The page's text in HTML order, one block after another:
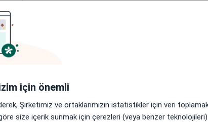
için önemli
Şirketimiz ve ortaklarımızın istatistikler için veri
göre size içerik sunmak için çerezleri (veya benzer